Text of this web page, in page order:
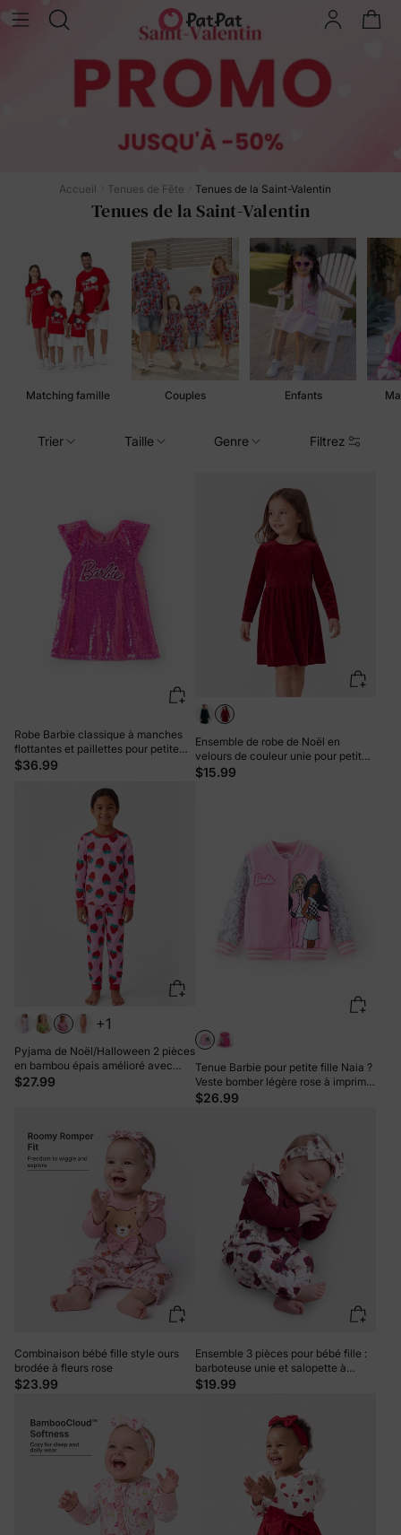
Accueil Tenues de Fête Tenues de la Saint-Valentin
Tenues de la Saint-Valentin
Matching famille Couples Enfants
Trier Taille Genre Filtrez
Robe Barbie classique à manches
flottantes et paillettes pour petite
fille
$36.99
Ensemble de robe de Noël en
velours de couleur unie pour petite
fille, rouge
$15.99
+1
Pyjama de Noël/Halloween 2 pièces
en bambou épais amélioré avec
imprimé enfantin pour petite fille
$27.99
Tenue Barbie pour petite fille Naia ?
Veste bomber légère rose à imprimé
lettres et blocs de couleurs
$26.99
Combinaison bébé fille style ours
brodée à fleurs rose
$23.99
Ensemble 3 pièces pour bébé fille :
barboteuse unie et salopette à
volants à imprimé floral avec
$19.99